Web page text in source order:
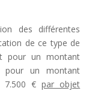
des différentes
de ce type de
pour un montant
pour un montant
7.500 €par objet